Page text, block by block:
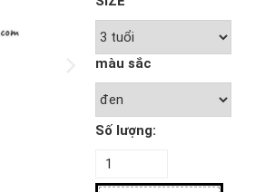
màu sắc
Số lượng: